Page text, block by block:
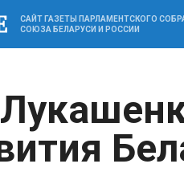
САЙТ ГАЗЕТЫ ПАРЛАМЕНТСКОГО
СОЮЗА БЕЛАРУСИ И РОССИИ